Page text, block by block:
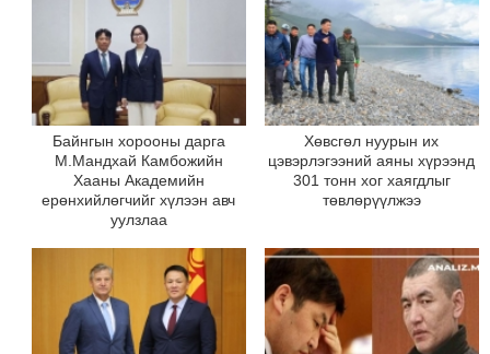
Байнгын хорооны дарга
М.Мандхай Камбожийн
Хааны Академийн
ерөнхийлөгчийг хүлээн авч
уулзлаа
Хөвсгөл нуурын их
цэвэрлэгээний аяны хүрээнд
301 тонн хог хаягдлыг
төвлөрүүлжээ